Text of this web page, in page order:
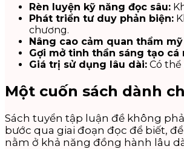
Rèn luyện kỹ năng đọc sâu:
Phát triển tư duy phản biện:
chương.
Nâng cao cảm quan thẩm
Gợi mở tinh thần sáng tạo cá
Giá trị sử dụng lâu dài: Có
Một cuốn sách dành
Sách tuyển tập luận đề không
bước qua giai đoạn đọc để biết,
nằm ở khả năng đồng hành lâu